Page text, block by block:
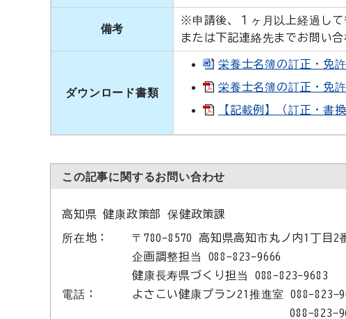
備考
※申請後、１ヶ月以上経過し
または下記連絡先までお問い合
ダウンロード書類
栄養士名簿の訂正・免
栄養士名簿の訂正・免
【記載例】（訂正・書
この記事に関するお問い合わせ
高知県 健康政策部 保健政策課
所在地： 〒780-8570 高知県高知市丸ノ内1丁目2
電話：
企画調整担当 088-823-9666
健康長寿県づくり担当 088-823-9683
よさこい健康プラン21推進室 088-823-
088-823-